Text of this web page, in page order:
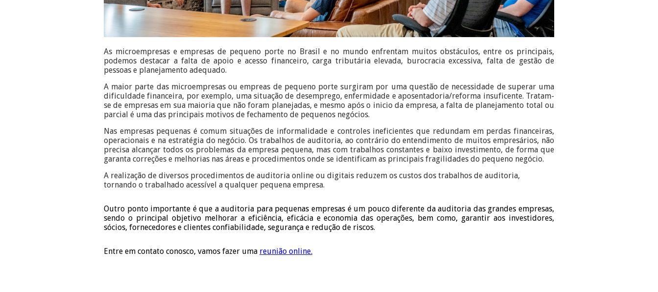
As microempresas e empresas de pequeno porte no Brasil e no mundo enfrentam muitos obstáculos, entre os principais,
podemos destacar a falta de apoio e acesso financeiro, carga tributária elevada, burocracia excessiva, falta de gestão de
pessoas e planejamento adequado.
A maior parte das microempresas ou empreas de pequeno porte surgiram por uma questão de necessidade de superar uma
dificuldade financeira, por exemplo, uma situação de desemprego, enfermidade e aposentadoria/reforma insuficente. Tratam-
se de empresas em sua maioria que não foram planejadas, e mesmo após o inicio da empresa, a falta de planejamento total ou
parcial é uma das principais motivos de fechamento de pequenos negócios.
Nas empresas pequenas é comum situações de informalidade e controles ineficientes que redundam em perdas financeiras,
operacionais e na estratégia do negócio. Os trabalhos de auditoria, ao contrário do entendimento de muitos empresários, não
precisa alcançar todos os problemas da empresa pequena, mas com trabalhos constantes e baixo investimento, de forma que
garanta correções e melhorias nas áreas e procedimentos onde se identificam as principais fragilidades do pequeno negócio.
A realização de diversos procedimentos de auditoria online ou digitais reduzem os custos dos trabalhos de auditoria,
tornando o trabalhado acessível a qualquer pequena empresa.
Outro ponto importante é que a auditoria para pequenas empresas é um pouco diferente da auditoria das grandes empresas,
sendo o principal objetivo melhorar a eficiência, eficácia e economia das operações, bem como, garantir aos investidores,
sócios, fornecedores e clientes confiabilidade, segurança e redução de riscos.
Entre em contato conosco, vamos fazer uma reunião online.